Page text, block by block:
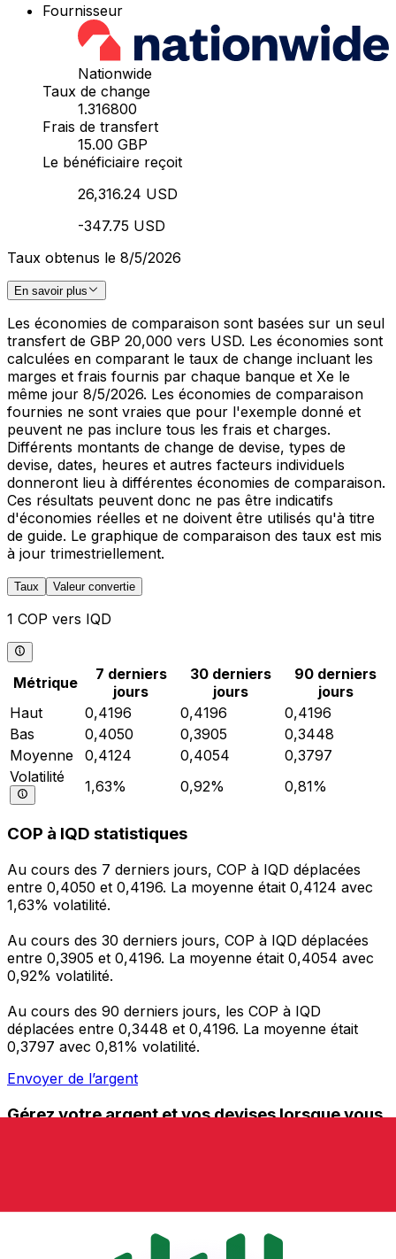
Fournisseur
Nationwide
Taux de change
1.316800
Frais de transfert
15.00 GBP
Le bénéficiaire reçoit
26,316.24 USD
-347.75 USD
Taux obtenus le 8/5/2026
En savoir plus
Les économies de comparaison sont basées sur un seul
transfert de GBP 20,000 vers USD. Les économies sont
calculées en comparant le taux de change incluant les
marges et frais fournis par chaque banque et Xe le
même jour 8/5/2026. Les économies de comparaison
fournies ne sont vraies que pour l'exemple donné et
peuvent ne pas inclure tous les frais et charges.
Différents montants de change de devise, types de
devise, dates, heures et autres facteurs individuels
donneront lieu à différentes économies de comparaison.
Ces résultats peuvent donc ne pas être indicatifs
d'économies réelles et ne doivent être utilisés qu'à titre
de guide. Le graphique de comparaison des taux est mis
à jour trimestriellement.
Taux Valeur convertie
1 COP vers IQD
Métrique
7 derniers
jours
30 derniers
jours
90 derniers
jours
Haut
0,4196 0,4196
0,4196
Bas
0,4050 0,3905
0,3448
Moyenne
0,4124 0,4054
0,3797
Volatilité
1,63% 0,92% 0,81%
COP à IQD statistiques
Au cours des 7 derniers jours, COP à IQD déplacées
entre 0,4050 et 0,4196. La moyenne était 0,4124 avec
1,63% volatilité.
Au cours des 30 derniers jours, COP à IQD déplacées
entre 0,3905 et 0,4196. La moyenne était 0,4054 avec
0,92% volatilité.
Au cours des 90 derniers jours, les COP à IQD
déplacées entre 0,3448 et 0,4196. La moyenne était
0,3797 avec 0,81% volatilité.
Envoyer de l’argent
Gérez votre argent et vos devises lorsque vous
l'argent à l'étranger sans frais cachés. Téléchargez